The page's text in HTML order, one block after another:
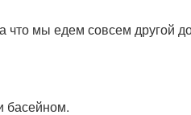
мы едем совсем другой
басейном.